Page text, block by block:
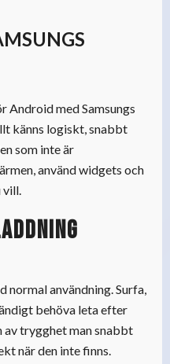
Android med Samsungs
känns logiskt, snabbt
som inte är
använd widgets och
vill.
användning. Surfa,
behöva leta efter
av trygghet man snabbt
när den inte finns.